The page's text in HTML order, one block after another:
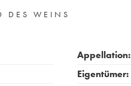
DES WEINS
Appellation:
Eigentümer: